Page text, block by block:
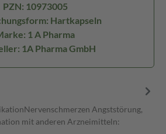
PZN: 10973005
Hartkapseln
1 A Pharma
1A Pharma GmbH
Angststörung,
mit anderen Arzneimitteln: